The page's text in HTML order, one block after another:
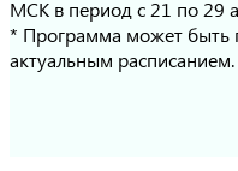
МСК в период с 21 по 29
* Программа может быть
актуальным расписанием.